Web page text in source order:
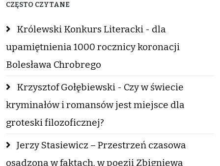
CZĘSTO CZYTANE
Królewski Konkurs Literacki - dla
upamiętnienia 1000 rocznicy koronacji
Bolesława Chrobrego
Krzysztof Gołębiewski - Czy w świecie
kryminałów i romansów jest miejsce dla
groteski filozoficznej?
Jerzy Stasiewicz – Przestrzeń czasowa
osadzona w faktach, w poezji Zbigniewa